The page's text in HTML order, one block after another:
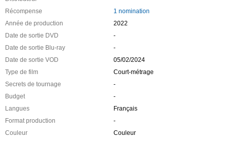
Récompense
1 nomination
Année de production
2022
Date de sortie DVD
-
Date de sortie Blu-ray
-
Date de sortie VOD
05/02/2024
Type de film
Court-métrage
Secrets de tournage
-
Budget
-
Langues
Français
Format production
-
Couleur
Couleur